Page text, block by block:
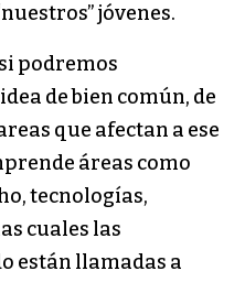
jóvenes.
podremos
de bien común, de
que afectan a ese
áreas como
tecnologías,
cuales las
están llamadas a